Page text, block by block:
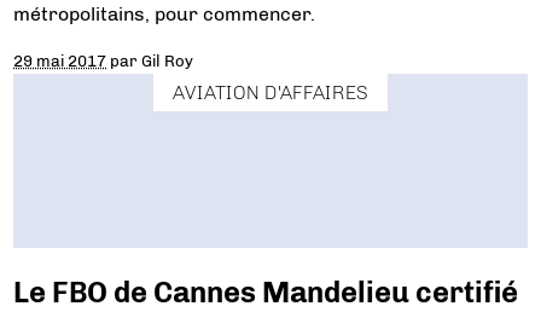
métropolitains, pour commencer.
29 mai 2017 parGil Roy
AVIATION D'AFFAIRES
Le FBO de Cannes Mandelieu certifié